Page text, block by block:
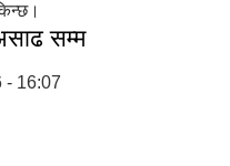
सम्म
- 16:07